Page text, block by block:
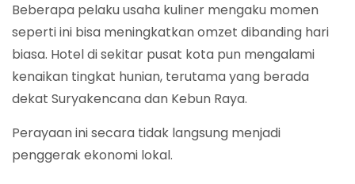
Beberapa pelaku usaha kuliner mengaku momen
seperti ini bisa meningkatkan omzet dibanding hari
biasa. Hotel di sekitar pusat kota pun mengalami
kenaikan tingkat hunian, terutama yang berada
dekat Suryakencana dan Kebun Raya.
Perayaan ini secara tidak langsung menjadi
penggerak ekonomi lokal.